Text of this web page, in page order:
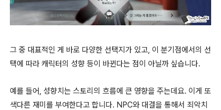
그 중 대표적인 게 바로 다양한 선택지가 있고, 이 분기점에서의 선
택에 따라 캐릭터의 성향 등이 바뀐다는 점이 아닐까 싶습니다.
예를 들어, 성향치는 스토리의 흐름에 큰 영향을 주는데요. 이게 또
색다른 재미를 부여한다고 합니다. NPC와 대결을 통해서 죄악치